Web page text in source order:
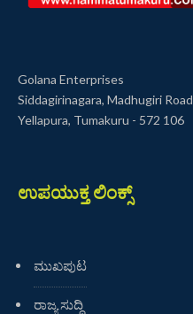
Golana Enterprises
Siddagirinagara, Madhugiri Road
Yellapura, Tumakuru - 572 106
ಉಪಯುಕ್ತ ಲಿಂಕ್ಸ್
ಮುಖಪುಟ
ರಾಜ್ಯ ಸುದ್ದಿ